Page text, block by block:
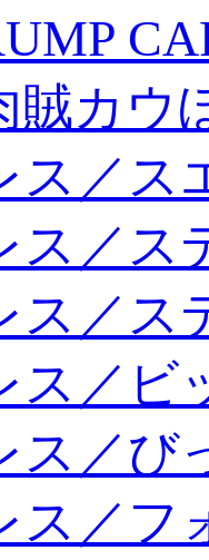
賊カウ
ス／ス
ス／ス
ス／ス
ス／ビ
ス／び
ス／フ